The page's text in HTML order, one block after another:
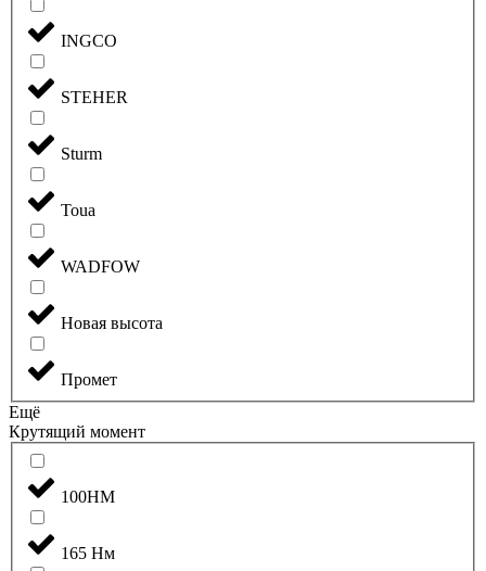
INGCO
STEHER
Sturm
Toua
WADFOW
Новая высота
Промет
Ещё
Крутящий момент
100НМ
165 Нм